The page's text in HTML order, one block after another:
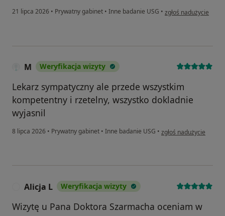
21 lipca 2026 • Prywatny gabinet • Inne badanie USG • w opinii użytkownika
zgłoś nadużycie
M Weryfikacja wizyty
Lekarz sympatyczny ale przede wszystkim
kompetentny i rzetelny, wszystko dokladnie
wyjasnil
8 lipca 2026 • Prywatny gabinet • Inne badanie USG • w opinii użytkownika M
zgłoś nadużycie
Alicja L Weryfikacja wizyty
Wizytę u Pana Doktora Szarmacha oceniam w